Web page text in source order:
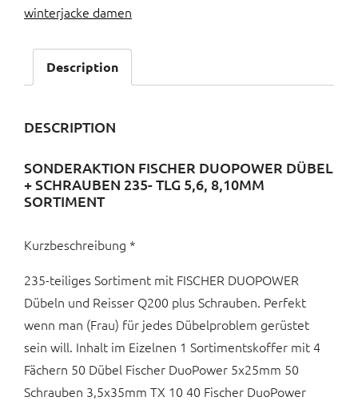
winterjacke damen
Description
DESCRIPTION
SONDERAKTION FISCHER DUOPOWER DÜBEL
+ SCHRAUBEN 235- TLG 5,6, 8,10MM
SORTIMENT
Kurzbeschreibung *
235-teiliges Sortiment mit FISCHER DUOPOWER
Dübeln und Reisser Q200 plus Schrauben. Perfekt
wenn man (Frau) für jedes Dübelproblem gerüstet
sein will. Inhalt im Eizelnen 1 Sortimentskoffer mit 4
Fächern 50 Dübel Fischer DuoPower 5x25mm 50
Schrauben 3,5x35mm TX 10 40 Fischer DuoPower